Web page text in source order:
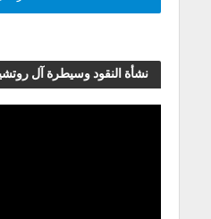
نشأة النقود وسيطرة آل